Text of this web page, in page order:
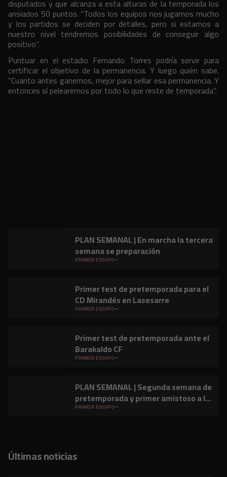
disputados y que alcanza a esta alturas de la temporada los
ansiados 50 puntos. “Todos los equipos nos jugamos mucho
y los partidos se deciden por detalles, pero si estamos a
nuestro nivel tendremos posibilidades de conseguir algo
positivo”.
Puntuar en el estadio Fernando Torres podría servir para
certificar el objetivo de la permanencia. Y luego quién sabe.
“Cuanto antes ganemos, mejor para sellar esa permanencia. Y
entonces sí pelearemos por todo lo que reste de temporada”.
PLAN SEMANAL | En marcha la tercera
semana se preparación
PRIMER EQUIPO
Primer test de pretemporada para el
CD Mirandés en Lasesarre
PRIMER EQUIPO
Primer test de pretemporada ante el
Barakaldo CF
PRIMER EQUIPO
PLAN SEMANAL | Segunda semana de
pretemporada y primer amistoso a la
vista
PRIMER EQUIPO
Últimas noticias